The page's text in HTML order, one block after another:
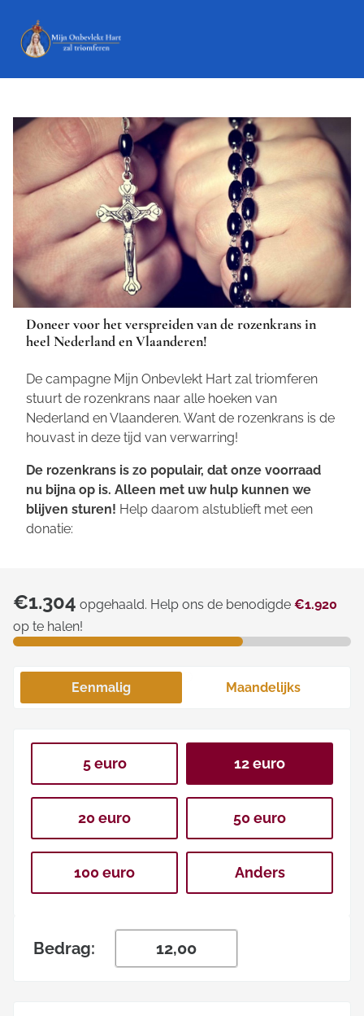
Doneer voor het verspreiden van de rozenkrans in
heel Nederland en Vlaanderen!
De campagne Mijn Onbevlekt Hart zal triomferen
stuurt de rozenkrans naar alle hoeken van
Nederland en Vlaanderen. Want de rozenkrans is de
houvast in deze tijd van verwarring!
De rozenkrans is zo populair, dat onze voorraad
nu bijna op is. Alleen met uw hulp kunnen we
blijven sturen! Help daarom alstublieft met een
donatie:
€1.304 opgehaald. Help ons de benodigde €1.920
op te halen!
Eenmalig Maandelijks
5 euro 12 euro
20 euro 50 euro
100 euro Anders
Bedrag: